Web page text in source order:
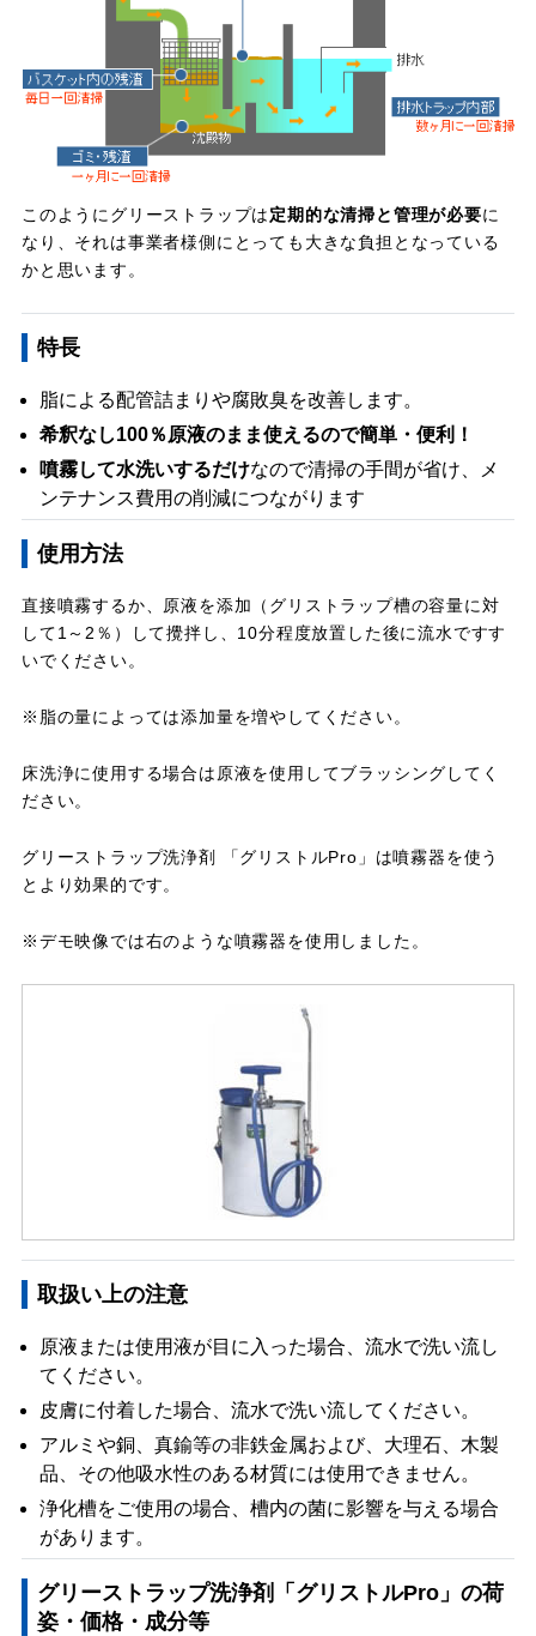
このようにグリーストラップは定期的な清掃と管理が必要に
なり、それは事業者様側にとっても大きな負担となっている
かと思います。
特長
脂による配管詰まりや腐敗臭を改善します。
希釈なし100％原液のまま使えるので簡単・便利！
噴霧して水洗いするだけなので清掃の手間が省け、メ
ンテナンス費用の削減につながります
使用方法
直接噴霧するか、原液を添加（グリストラップ槽の容量に対
して1～2％）して攪拌し、10分程度放置した後に流水ですす
いでください。
※脂の量によっては添加量を増やしてください。
床洗浄に使用する場合は原液を使用してブラッシングしてく
ださい。
グリーストラップ洗浄剤 「グリストルPro」は噴霧器を使う
とより効果的です。
※デモ映像では右のような噴霧器を使用しました。
取扱い上の注意
原液または使用液が目に入った場合、流水で洗い流し
てください。
皮膚に付着した場合、流水で洗い流してください。
アルミや銅、真鍮等の非鉄金属および、大理石、木製
品、その他吸水性のある材質には使用できません。
浄化槽をご使用の場合、槽内の菌に影響を与える場合
があります。
グリーストラップ洗浄剤「グリストルPro」の荷
姿・価格・成分等